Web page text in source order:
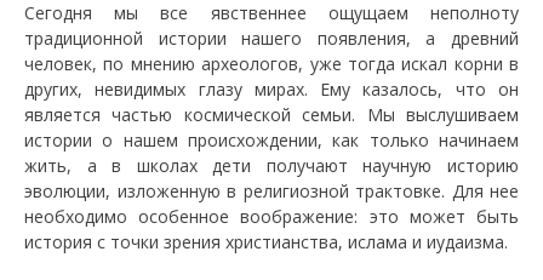
Сегодня мы все явственнее ощущаем неполноту
традиционной истории нашего появления, а древний
человек, по мнению археологов, уже тогда искал корни в
других, невидимых глазу мирах. Ему казалось, что он
является частью космической семьи. Мы выслушиваем
истории о нашем происхождении, как только начинаем
жить, а в школах дети получают научную историю
эволюции, изложенную в религиозной трактовке. Для нее
необходимо особенное воображение: это может быть
история с точки зрения христианства, ислама и иудаизма.